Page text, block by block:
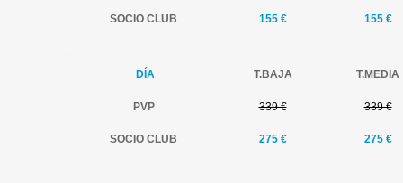
SOCIO CLUB 155 € 155€
DÍA T.BAJA T.MEDIA
PVP 339 € 339 €
SOCIO CLUB 275 € 275 €